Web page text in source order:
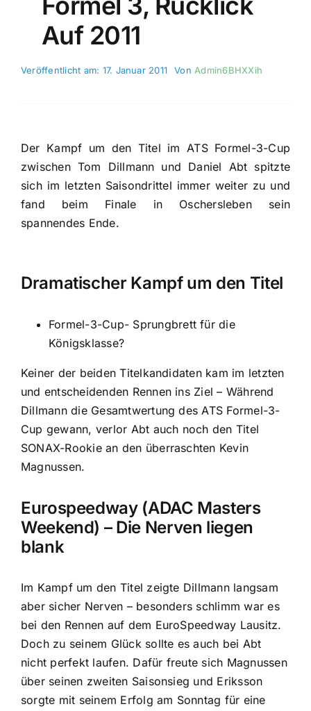
Auf 2011
Veröffentlicht am: 17. Januar 2011 Von Admin6BHXXih
Der Kampf um den Titel im ATS Formel-3-Cup
zwischen Tom Dillmann und Daniel Abt spitzte
sich im letzten Saisondrittel immer weiter zu und
fand beim Finale in Oschersleben sein
spannendes Ende.
Dramatischer Kampf um den Titel
Formel-3-Cup- Sprungbrett für die
Königsklasse?
Keiner der beiden Titelkandidaten kam im letzten
und entscheidenden Rennen ins Ziel – Während
Dillmann die Gesamtwertung des ATS Formel-3-
Cup gewann, verlor Abt auch noch den Titel
SONAX-Rookie an den überraschten Kevin
Magnussen.
Eurospeedway (ADAC Masters
Weekend) – Die Nerven liegen
blank
Im Kampf um den Titel zeigte Dillmann langsam
aber sicher Nerven – besonders schlimm war es
bei den Rennen auf dem EuroSpeedway Lausitz.
Doch zu seinem Glück sollte es auch bei Abt
nicht perfekt laufen. Dafür freute sich Magnussen
über seinen zweiten Saisonsieg und Eriksson
sorgte mit seinem Erfolg am Sonntag für eine